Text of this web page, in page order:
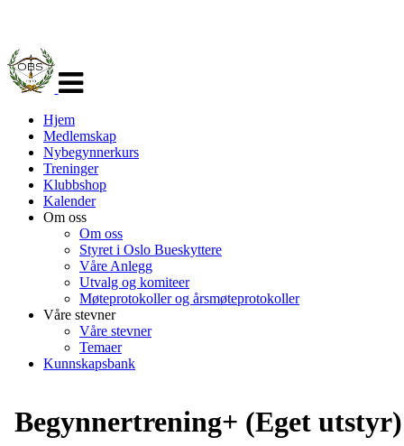
navigasjon
Hjem
Medlemskap
Nybegynnerkurs
Treninger
Klubbshop
Kalender
Om oss
Om oss
Styret i Oslo Bueskyttere
Våre Anlegg
Utvalg og komiteer
Møteprotokoller og årsmøteprotokoller
Våre stevner
Våre stevner
Temaer
Kunnskapsbank
Begynnertrening+ (Eget utstyr)